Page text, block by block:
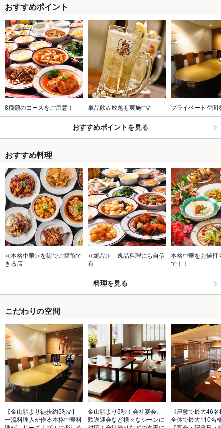
おすすめポイント
8種類のコースをご用意！ 単品飲み放題も実施中♪ プライベート空間
おすすめポイントを見る
おすすめ料理
≪本格中華≫を街でご堪能で
きる店
≪絶品≫　逸品料理にも自信
有
本格中華をお値打
で！！
料理を見る
こだわりの空間
【金山駅より徒歩約5秒♪】
一流料理人が作る本格中華料
金山駅より5秒！会社宴会、
歓送迎会など様々なシーンに
《座敷で最大46
全体で最大110名